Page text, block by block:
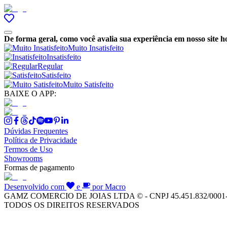
De forma geral, como você avalia sua experiência em nosso site
Muito Insatisfeito
Insatisfeito
Regular
Satisfeito
Muito Satisfeito
BAIXE O APP:
Dúvidas Frequentes
Política de Privacidade
Termos de Uso
Showrooms
Formas de pagamento
Desenvolvido com e
por Macro
GAMZ COMERCIO DE JOIAS LTDA © - CNPJ 45.451.832/
TODOS OS DIREITOS RESERVADOS